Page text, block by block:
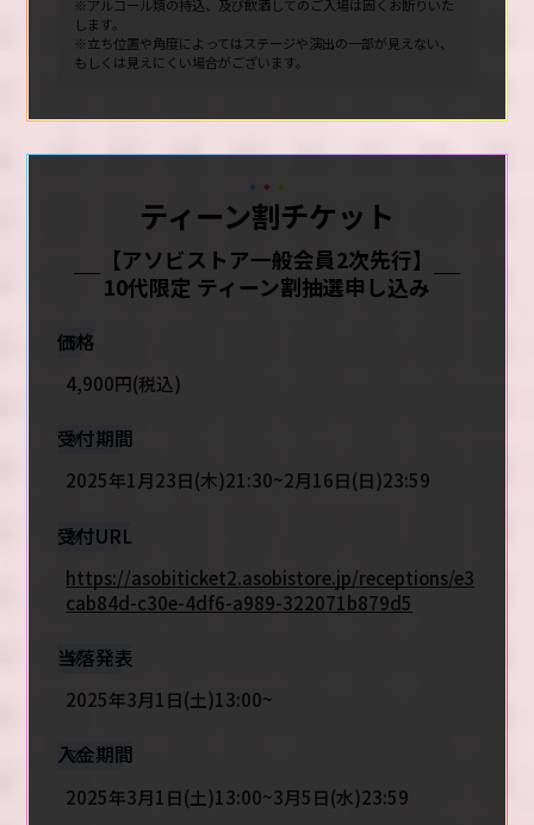
※アルコール類の持込、及び飲酒してのご入場は固くお断りいた
します。
※立ち位置や角度によってはステージや演出の一部が見えない、
もしくは見えにくい場合がございます。
ティーン割チケット
【アソビストア一般会員2次先行】
10代限定 ティーン割抽選申し込み
価格
4,900円(税込)
受付期間
2025年1月23日(木)21:30~2月16日(日)23:59
受付URL
https://asobiticket2.asobistore.jp/receptions/e3
cab84d-c30e-4df6-a989-322071b879d5
当落発表
2025年3月1日(土)13:00~
入金期間
2025年3月1日(土)13:00~3月5日(水)23:59